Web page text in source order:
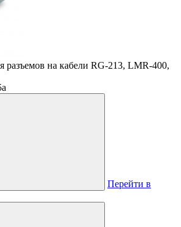
разъемов на кабели RG-213, LMR-400,
a
Перейти в